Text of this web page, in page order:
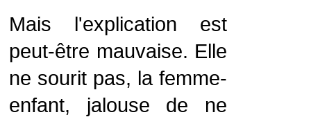
Mais l'explication est
peut-être mauvaise. Elle
ne sourit pas, la femme-
enfant, jalouse de ne